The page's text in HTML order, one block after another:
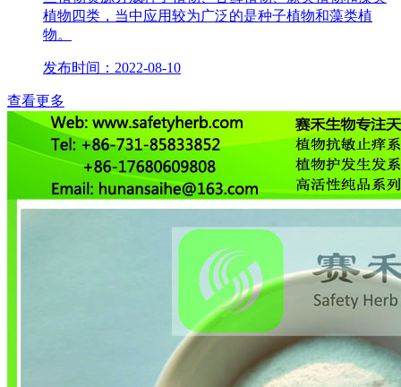
植物四类，当中应用较为广泛的是种子植物和藻类植
物。
发布时间：2022-08-10
查看更多